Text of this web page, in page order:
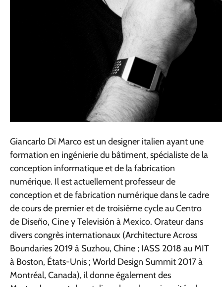
Giancarlo Di Marco est un designer italien ayant une
formation en ingénierie du bâtiment, spécialiste de la
conception informatique et de la fabrication
numérique. Il est actuellement professeur de
conception et de fabrication numérique dans le cadre
de cours de premier et de troisième cycle au Centro
de Diseño, Cine y Televisión à Mexico. Orateur dans
divers congrès internationaux (Architecture Across
Boundaries 2019 à Suzhou, Chine ; IASS 2018 au MIT
à Boston, États-Unis ; World Design Summit 2017 à
Montréal, Canada), il donne également des